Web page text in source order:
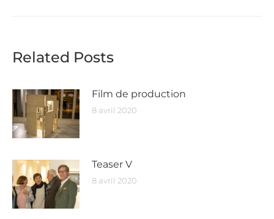
Related Posts
Film de production
8 avril 2020
Teaser V
8 avril 2020